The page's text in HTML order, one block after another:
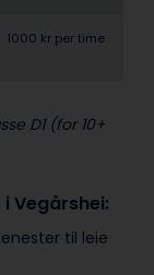
1000 kr per time
D1 (for 10+
Vegårshei:
til leie